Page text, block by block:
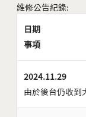
維修公告紀錄:
日期
事項
2024.11.29
由於後台仍收到